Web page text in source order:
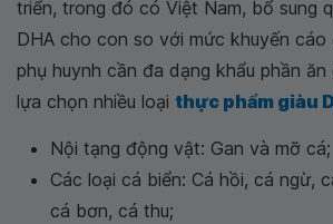
triển, trong đó có Việt Nam, bổ sung
DHA cho con so với mức khuyến cáo
phụ huynh cần đa dạng khẩu phần
lựa chọn nhiều loại thực phẩm giàu
Nội tạng động vật: Gan và mỡ cá;
Các loại cá biển: Cá hồi, cá ngừ,
cá bơn, cá thu;